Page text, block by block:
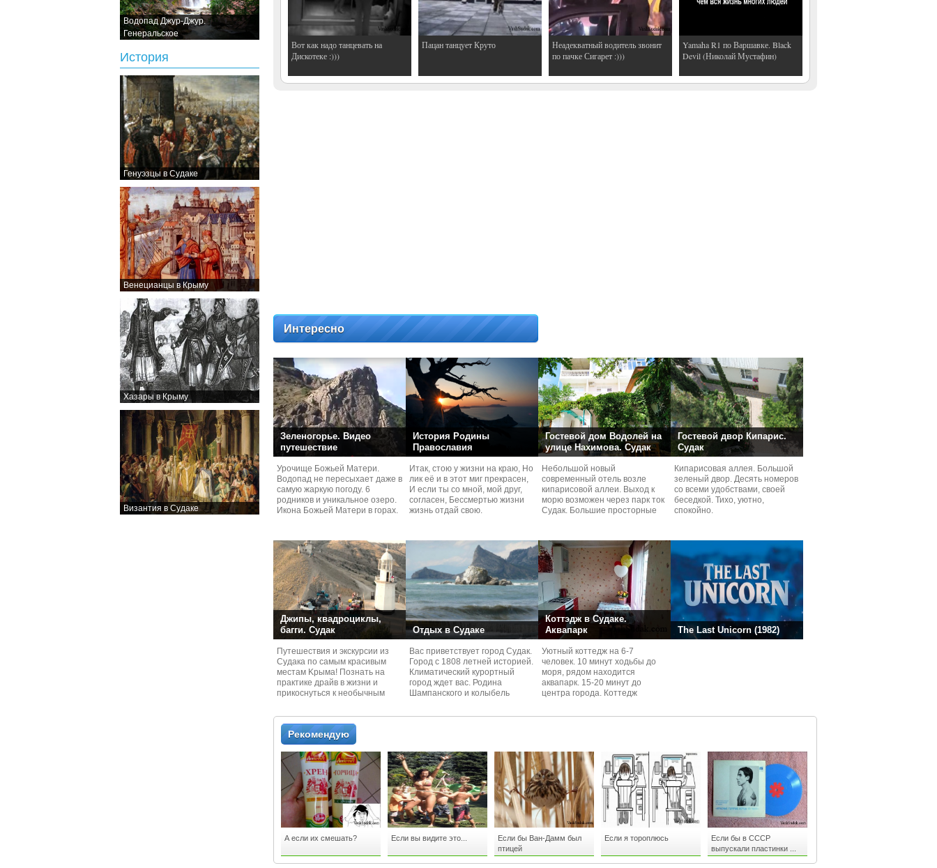
Водопад Джур-Джур.
Генеральское
История
Генуэзцы в Судаке
Венецианцы в Крыму
Хазары в Крыму
Византия в Судаке
Вот как надо танцевать на
Дискотеке :)))
Пацан танцует Круто
Неадекватный водитель звонит
по пачке Сигарет :)))
Yamaha R1 по Варшавке. Black
Devil (Николай Мустафин)
Интересно
Зеленогорье. Видео
путешествие
Урочище Божьей Матери.
Водопад не пересыхает даже в
самую жаркую погоду. 6
родников и уникальное озеро.
Икона Божьей Матери в горах.
История Родины
Православия
Итак, стою у жизни на краю, Но
лик её и в этот миг прекрасен,
И если ты со мной, мой друг,
согласен, Бессмертью жизни
жизнь отдай свою.
Гостевой дом Водолей на
улице Нахимова. Судак
Небольшой новый
современный отель возле
кипарисовой аллеи. Выход к
морю возможен через парк ток
Судaк. Большие просторные
Гостевой двор Кипарис.
Судак
Кипарисовая аллея. Большой
зеленый двор. Десять номеров
со всеми удобствами, своей
беседкой. Тихо, уютно,
спокойно.
Джипы, квадроциклы,
багги. Судак
Путешествия и экскурcии из
Судaка по самым красивым
местам Kрыма! Познать на
практике драйв в жизни и
прикоснуться к необычным
Отдых в Судаке
Вас приветствует город Судак.
Город с 1808 летней историей.
Климатический курортный
город ждет вас. Родина
Шампанского и колыбель
Коттэдж в Судаке.
Аквапарк
Уютный коттедж на 6-7
человек. 10 минут ходьбы до
моря, рядом находится
аквапарк. 15-20 минут до
центра города. Коттедж
The Last Unicorn (1982)
Рекомендую
А если их смешать? Если вы видите это...
Если бы Ван-Дамм был
птицей
Если я тороплюсь
Если бы в СССР
выпускали пластинки ...